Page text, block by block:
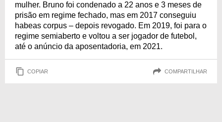
mulher. Bruno foi condenado a 22 anos e 3 meses de
prisão em regime fechado, mas em 2017 conseguiu
habeas corpus – depois revogado. Em 2019, foi para o
regime semiaberto e voltou a ser jogador de futebol,
até o anúncio da aposentadoria, em 2021.
COPIAR COMPARTILHAR